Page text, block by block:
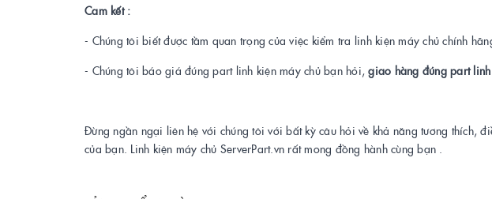
Cam kết :
- Chúng tôi biết được tầm quan trọng của việc kiểm tra linh kiện máy chủ chính
- Chúng tôi báo giá đúng part linh kiện máy chủ bạn hỏi,giao hàng đúng part
Đừng ngần ngại liên hệ với chúng tôi với bất kỳ câu hỏi về khả năng tương thích,
của bạn. Linh kiện máy chủ ServerPart.vn rất mong đồng hành cùng bạn .